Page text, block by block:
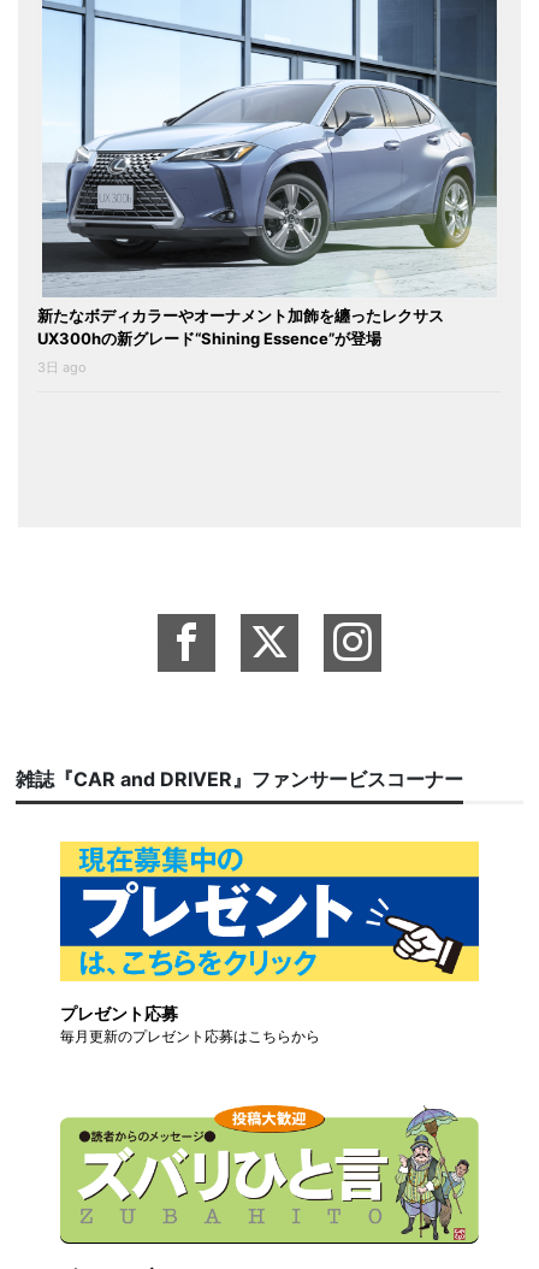
新たなボディカラーやオーナメント加飾を纏ったレクサス
UX300hの新グレード“Shining Essence”が登場
3日 ago
雑誌『CAR and DRIVER』ファンサービスコーナー
プレゼント応募
毎月更新のプレゼント応募はこちらから